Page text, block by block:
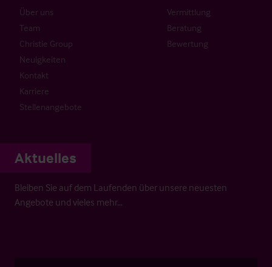
Über uns
Team
Christie Group
Neuigkeiten
Kontakt
Karriere
Stellenangebote
Vermittlung
Beratung
Bewertung
Aktuelles
Bleiben Sie auf dem Laufenden über unsere neuesten
Angebote und vieles mehr…